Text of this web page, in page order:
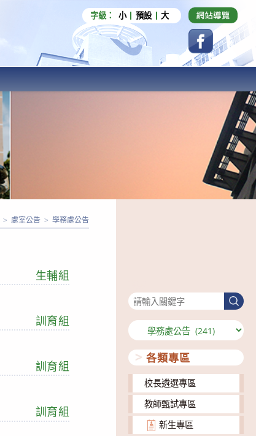
字級： 小 預設 大
> 處室公告 > 學務處公告
生輔組
訓育組
訓育組
訓育組
搜
尋
分
類
各類專區
校長遴選專區
教師甄試專區
新生專區